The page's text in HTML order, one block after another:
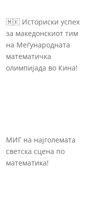
🇲🇰 Историски успех
за македонскиот тим
на Меѓународната
математичка
олимпијада во Кина!
МИГ на најголемата
светска сцена по
математика!